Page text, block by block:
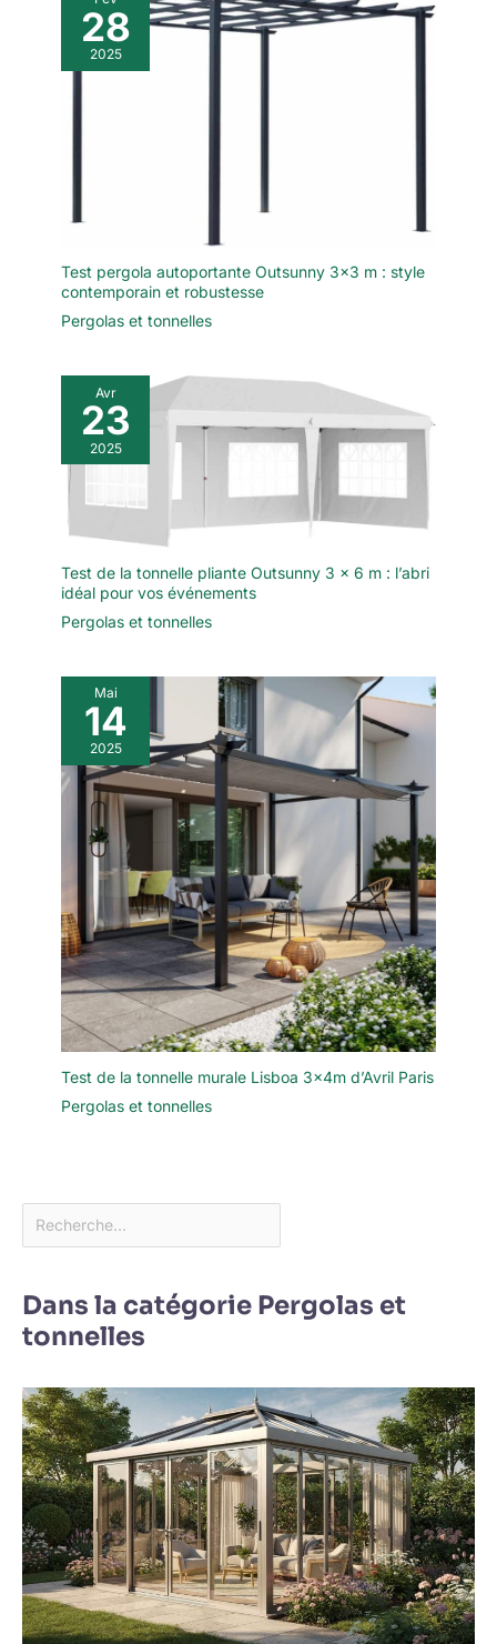
28
2025
Test pergola autoportante Outsunny 3×3 m : style
contemporain et robustesse
Pergolas et tonnelles
Avr
23
2025
Test de la tonnelle pliante Outsunny 3 x 6 m : l’abri
idéal pour vos événements
Pergolas et tonnelles
Mai
14
2025
Test de la tonnelle murale Lisboa 3x4m d’Avril Paris
Pergolas et tonnelles
Dans la catégorie Pergolas et
tonnelles